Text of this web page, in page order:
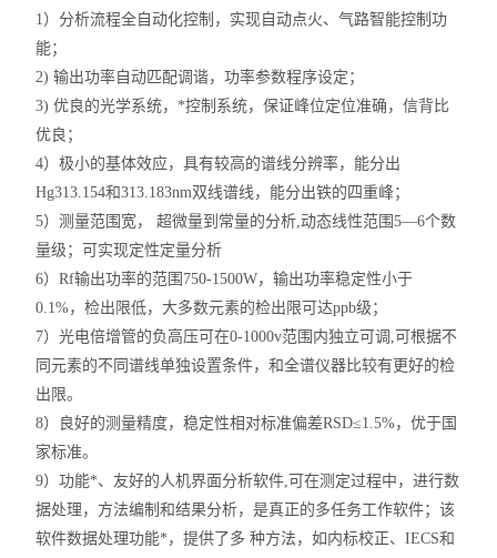
1）分析流程全自动化控制，实现自动点火、气路智能控制功
能；
2) 输出功率自动匹配调谐，功率参数程序设定；
3) 优良的光学系统，*控制系统，保证峰位定位准确，信背比
优良；
4）极小的基体效应，具有较高的谱线分辨率，能分出
Hg313.154和313.183nm双线谱线，能分出铁的四重峰；
5）测量范围宽， 超微量到常量的分析,动态线性范围5—6个数
量级；可实现定性定量分析
6）Rf输出功率的范围750-1500W，输出功率稳定性小于
0.1%，检出限低，大多数元素的检出限可达ppb级；
7）光电倍增管的负高压可在0-1000v范围内独立可调,可根据不
同元素的不同谱线单独设置条件，和全谱仪器比较有更好的检
出限。
8）良好的测量精度，稳定性相对标准偏差RSD≤1.5%，优于国
家标准。
9）功能*、友好的人机界面分析软件,可在测定过程中，进行数
据处理，方法编制和结果分析，是真正的多任务工作软件；该
软件数据处理功能*，提供了多 种方法，如内标校正、IECS和